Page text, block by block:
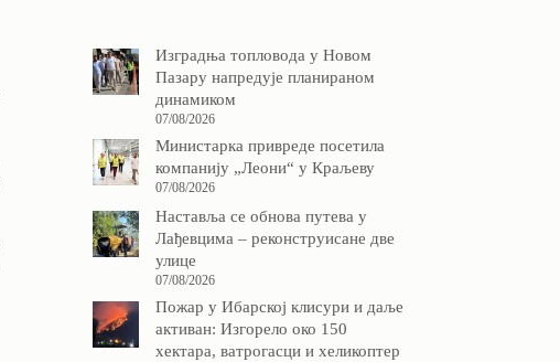
Изградња топловода у Новом
Пазару напредује планираном
динамиком
07/08/2026
Министарка привреде посетила
компанију „Леони“ у Краљеву
07/08/2026
Наставља се обнова путева у
Лађевцима – реконструисане две
улице
07/08/2026
Пожар у Ибарској клисури и даље
активан: Изгорело око 150
хектара, ватрогасци и хеликоптер